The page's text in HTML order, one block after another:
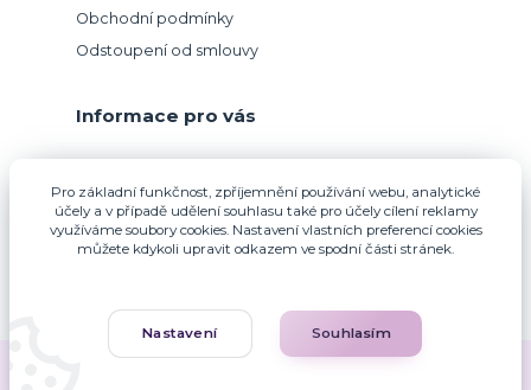
Obchodní podmínky
Odstoupení od smlouvy
Informace pro vás
Pro základní funkčnost, zpříjemnění používání webu, analytické
účely a v případě udělení souhlasu také pro účely cílení reklamy
využíváme soubory cookies. Nastavení vlastních preferencí cookies
můžete kdykoli upravit odkazem ve spodní části stránek.
Nastavení Souhlasím